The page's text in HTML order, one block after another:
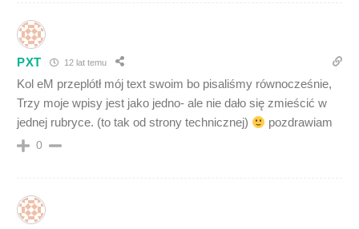
PXT 12 lat temu
Kol eM przeplótł mój text swoim bo pisaliśmy równocześnie,
Trzy moje wpisy jest jako jedno- ale nie dało się zmieścić w
jednej rubryce. (to tak od strony technicznej)
pozdrawiam
0